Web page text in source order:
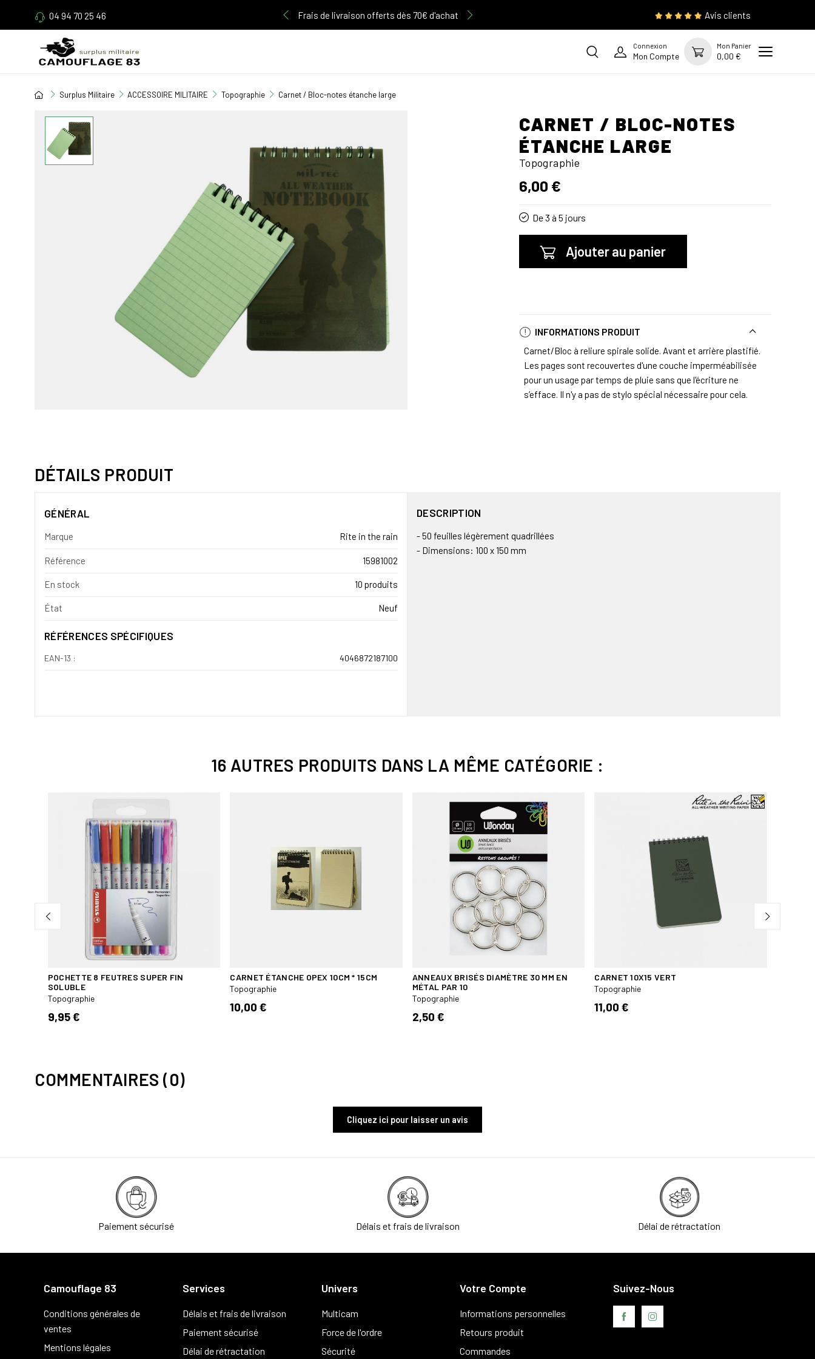
04 94 70 25 46 Frais de livraison offerts dès 70€ d'achat
Découvrez notre gamme d'articles Multicam Avis clients
Connexion
Mon Compte
Mon Panier
0,00 €
Surplus Militaire ACCESSOIRE MILITAIRE Topographie Carnet / Bloc-notes étanche large
CARNET / BLOC-NOTES
ÉTANCHE LARGE
Topographie
6,00 €
De 3 à 5 jours
Ajouter au panier
INFORMATIONS PRODUIT
Carnet/Bloc à reliure spirale solide. Avant et arrière plastifié.
Les pages sont recouvertes d'une couche imperméabilisée
pour un usage par temps de pluie sans que l'écriture ne
s’efface. Il n'y a pas de stylo spécial nécessaire pour cela.
DÉTAILS PRODUIT
GÉNÉRAL
Marque Rite in the rain
Référence 15981002
En stock 10 produits
État Neuf
RÉFÉRENCES SPÉCIFIQUES
EAN-13 : 4046872187100
DESCRIPTION
- 50 feuilles légèrement quadrillées
- Dimensions: 100 x 150 mm
16 AUTRES PRODUITS DANS LA MÊME CATÉGORIE :
POCHETTE 8 FEUTRES SUPER FIN
SOLUBLE
Topographie
9,95 €
CARNET ÉTANCHE OPEX 10CM * 15CM
Topographie
10,00 €
ANNEAUX BRISÉS DIAMÈTRE 30 MM EN
MÉTAL PAR 10
Topographie
2,50 €
CARNET 10X15 VERT
Topographie
11,00 €
COMMENTAIRES (0)
Cliquez ici pour laisser un avis
Paiement sécurisé Délais et frais de livraison Délai de rétractation
Camouflage 83
Conditions générales de
ventes
Mentions légales
Services
Délais et frais de livraison
Paiement sécurisé
Délai de rétractation
Univers
Multicam
Force de l'ordre
Sécurité
Votre Compte
Informations personnelles
Retours produit
Commandes
Suivez-Nous